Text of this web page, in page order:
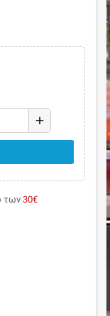
add
των30€